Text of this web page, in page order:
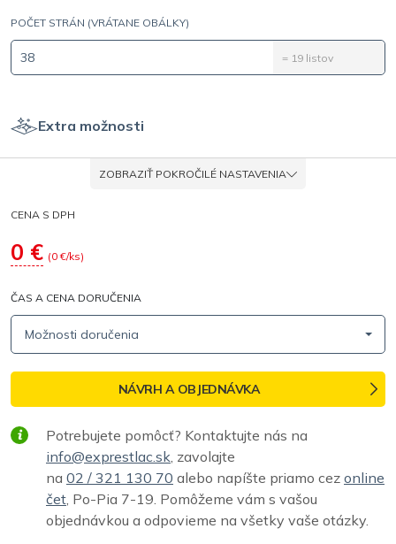
POČET STRÁN (VRÁTANE OBÁLKY)
= 19 listov
Extra možnosti
ZOBRAZIŤ POKROČILÉ NASTAVENIA
CENA S DPH
0 € (0€/ks)
Potrebujete pomôcť? Kontaktujte nás na
info@exprestlac.sk, zavolajte
na 02 / 321 130 70 alebo napíšte priamo cez online
čet, Po-Pia 7-19. Pomôžeme vám s vašou
objednávkou a odpovieme na všetky vaše otázky.
ČAS A CENA DORUČENIA
Možnosti doručenia
NÁVRH A OBJEDNÁVKA